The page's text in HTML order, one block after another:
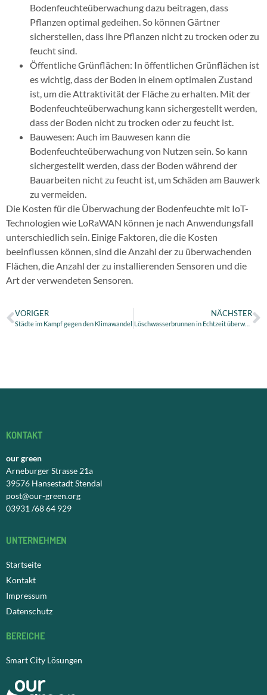
Bodenfeuchteüberwachung dazu beitragen, dass
Pflanzen optimal gedeihen. So können Gärtner
sicherstellen, dass ihre Pflanzen nicht zu trocken oder zu
feucht sind.
Öffentliche Grünflächen: In öffentlichen Grünflächen ist
es wichtig, dass der Boden in einem optimalen Zustand
ist, um die Attraktivität der Fläche zu erhalten. Mit der
Bodenfeuchteüberwachung kann sichergestellt werden,
dass der Boden nicht zu trocken oder zu feucht ist.
Bauwesen: Auch im Bauwesen kann die
Bodenfeuchteüberwachung von Nutzen sein. So kann
sichergestellt werden, dass der Boden während der
Bauarbeiten nicht zu feucht ist, um Schäden am Bauwerk
zu vermeiden.
Die Kosten für die Überwachung der Bodenfeuchte mit IoT-
Technologien wie LoRaWAN können je nach Anwendungsfall
unterschiedlich sein. Einige Faktoren, die die Kosten
beeinflussen können, sind die Anzahl der zu überwachenden
Flächen, die Anzahl der zu installierenden Sensoren und die
Art der verwendeten Sensoren.
VORIGER
Städte im Kampf gegen den Klimawandel
NÄCHSTER
Löschwasserbrunnen in Echtzeit überwachen
KONTAKT
our green
Arneburger Strasse 21a
39576 Hansestadt Stendal
post@our-green.org
03931 /68 64 929
UNTERNEHMEN
Startseite
Kontakt
Impressum
Datenschutz
BEREICHE
Smart City Lösungen